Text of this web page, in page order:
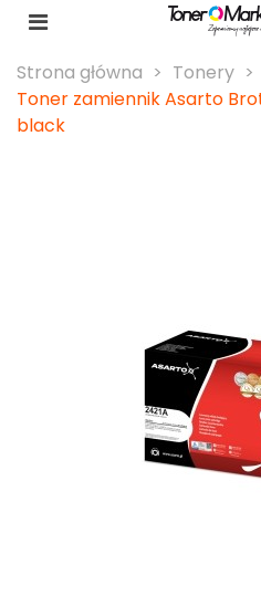
Strona główna > Tonery >
Toner zamiennik Asarto
black